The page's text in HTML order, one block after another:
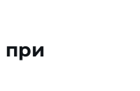
при